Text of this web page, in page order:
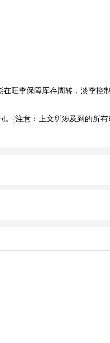
旺季保障库存周转，淡季控
(注意：上文所涉及到的所